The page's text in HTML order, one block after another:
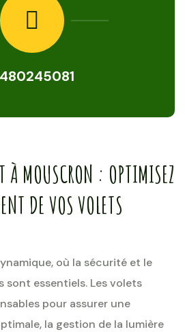
À MOUSCRON : OPTIMISEZ
DE VOS VOLETS
où la sécurité et le
essentiels. Les volets
pour assurer une
la gestion de la lumière